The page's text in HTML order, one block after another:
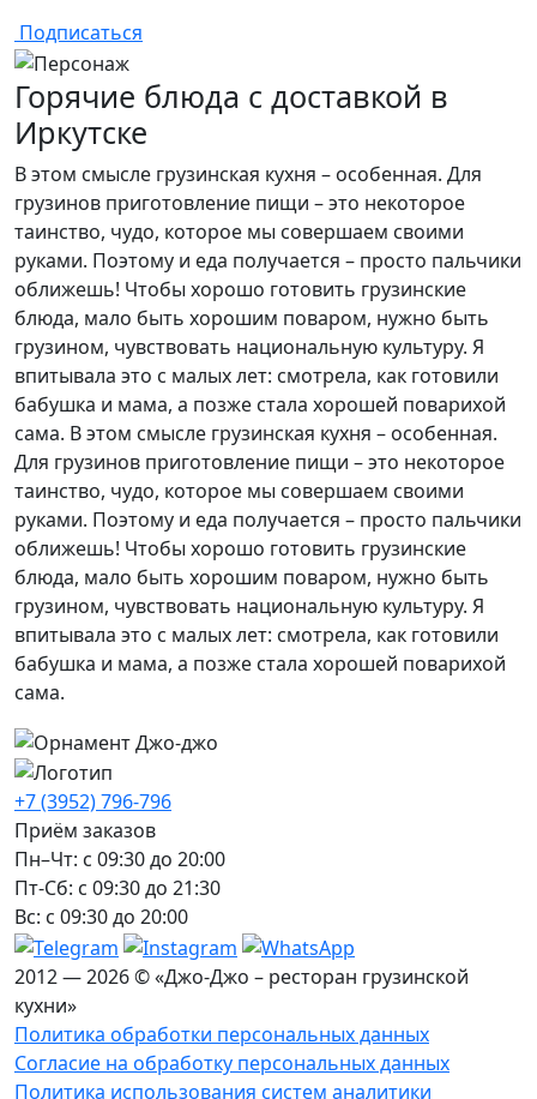
Подписаться
Горячие блюда с доставкой в
Иркутске
В этом смысле грузинская кухня – особенная. Для
грузинов приготовление пищи – это некоторое
таинство, чудо, которое мы совершаем своими
руками. Поэтому и еда получается – просто пальчики
оближешь! Чтобы хорошо готовить грузинские
блюда, мало быть хорошим поваром, нужно быть
грузином, чувствовать национальную культуру. Я
впитывала это с малых лет: смотрела, как готовили
бабушка и мама, а позже стала хорошей поварихой
сама. В этом смысле грузинская кухня – особенная.
Для грузинов приготовление пищи – это некоторое
таинство, чудо, которое мы совершаем своими
руками. Поэтому и еда получается – просто пальчики
оближешь! Чтобы хорошо готовить грузинские
блюда, мало быть хорошим поваром, нужно быть
грузином, чувствовать национальную культуру. Я
впитывала это с малых лет: смотрела, как готовили
бабушка и мама, а позже стала хорошей поварихой
сама.
+7 (3952) 796-796
Приём заказов
Пн–Чт: с 09:30 до 20:00
Пт-Сб: с 09:30 до 21:30
Вс: с 09:30 до 20:00
2012 — 2026 © «Джо-Джо – ресторан грузинской
кухни»
Политика обработки персональных данных
Согласие на обработку персональных данных
Политика использования систем аналитики